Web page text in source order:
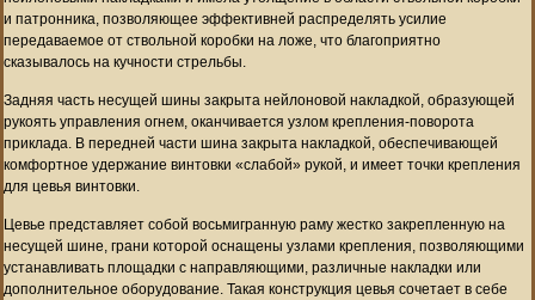
и патронника, позволяющее эффективней распределять усилие
передаваемое от ствольной коробки на ложе, что благоприятно
сказывалось на кучности стрельбы.
Задняя часть несущей шины закрыта нейлоновой накладкой, образующей
рукоять управления огнем, оканчивается узлом крепления-поворота
приклада. В передней части шина закрыта накладкой, обеспечивающей
комфортное удержание винтовки «слабой» рукой, и имеет точки крепления
для цевья винтовки.
Цевье представляет собой восьмигранную раму жестко закрепленную на
несущей шине, грани которой оснащены узлами крепления, позволяющими
устанавливать площадки с направляющими, различные накладки или
дополнительное оборудование. Такая конструкция цевья сочетает в себе